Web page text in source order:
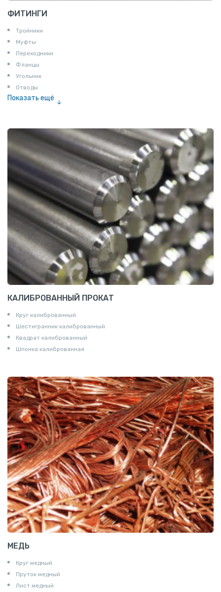
ФИТИНГИ
Тройники
Муфты
Переходники
Фланцы
Угольник
Отводы
Показать ещё
Соединение «американка»
Штуцеры
Сгоны
Удлинители для труб
Крестовины
Контргайки
КАЛИБРОВАННЫЙ ПРОКАТ
Круг калиброванный
Шестигранник калиброванный
Квадрат калиброванный
Шпонка калиброванная
МЕДЬ
Круг медный
Пруток медный
Лист медный